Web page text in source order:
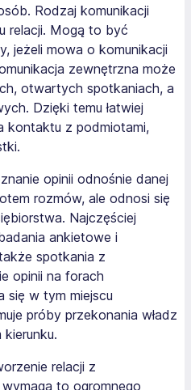
Rodzaj komunikacji
relacji. Mogą to być
jeżeli mowa o komunikacji
zewnętrzna może
otwartych spotkaniach, a
Dzięki temu łatwiej
kontaktu z podmiotami,
opinii odnośnie danej
rozmów, ale odnosi się
Najczęściej
ankietowe i
spotkania z
opinii na forach
się w tym miejscu
próby przekonania władz
relacji z
to ogromnego